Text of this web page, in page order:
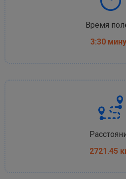
Время
3:30
2721.45